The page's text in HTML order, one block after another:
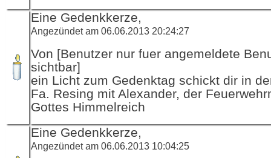
Eine Gedenkkerze,
Angezündet am 06.06.2013 20:24:27
Von [Benutzer nur fuer angemeldete
sichtbar]
ein Licht zum Gedenktag schickt dir in
Fa. Resing mit Alexander, der
Gottes Himmelreich
Eine Gedenkkerze,
Angezündet am 06.06.2013 10:04:25